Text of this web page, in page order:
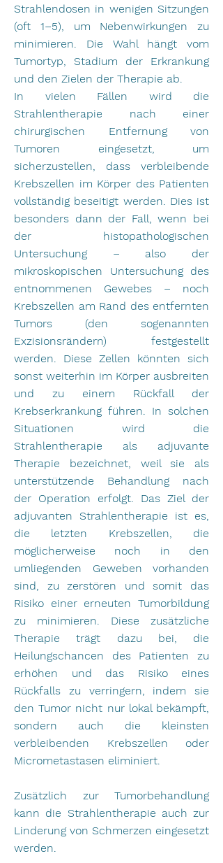
Strahlendosen in wenigen Sitzungen
(oft 1–5), um Nebenwirkungen zu
minimieren. Die Wahl hängt vom
Tumortyp, Stadium der Erkrankung
und den Zielen der Therapie ab.
In vielen Fällen wird die
Strahlentherapie nach einer
chirurgischen Entfernung von
Tumoren eingesetzt, um
sicherzustellen, dass verbleibende
Krebszellen im Körper des Patienten
vollständig beseitigt werden. Dies ist
besonders dann der Fall, wenn bei
der histopathologischen
Untersuchung – also der
mikroskopischen Untersuchung des
entnommenen Gewebes – noch
Krebszellen am Rand des entfernten
Tumors (den sogenannten
Exzisionsrändern) festgestellt
werden. Diese Zellen könnten sich
sonst weiterhin im Körper ausbreiten
und zu einem Rückfall der
Krebserkrankung führen. In solchen
Situationen wird die
Strahlentherapie als adjuvante
Therapie bezeichnet, weil sie als
unterstützende Behandlung nach
der Operation erfolgt. Das Ziel der
adjuvanten Strahlentherapie ist es,
die letzten Krebszellen, die
möglicherweise noch in den
umliegenden Geweben vorhanden
sind, zu zerstören und somit das
Risiko einer erneuten Tumorbildung
zu minimieren. Diese zusätzliche
Therapie trägt dazu bei, die
Heilungschancen des Patienten zu
erhöhen und das Risiko eines
Rückfalls zu verringern, indem sie
den Tumor nicht nur lokal bekämpft,
sondern auch die kleinsten
verbleibenden Krebszellen oder
Micrometastasen eliminiert.
Zusätzlich zur Tumorbehandlung
kann die Strahlentherapie auch zur
Linderung von Schmerzen eingesetzt
werden.